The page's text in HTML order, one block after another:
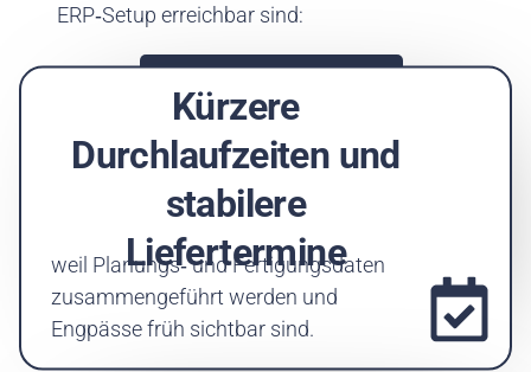
ERP‑Setup erreichbar sind:
Kürzere
Durchlaufzeiten und
stabilere
Liefertermine
weil Planungs‑ und Fertigungsdaten
zusammengeführt werden und
Engpässe früh sichtbar sind.